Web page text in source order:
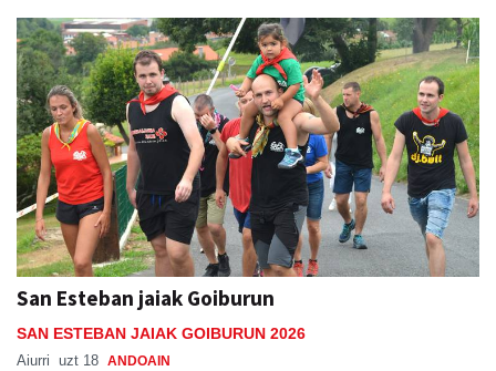
San Esteban jaiak Goiburun
SAN ESTEBAN JAIAK GOIBURUN 2026
Aiurri uzt 18 ANDOAIN